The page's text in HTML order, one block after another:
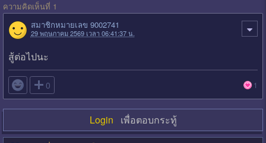
ความคิดเห็นที่ 1
สมาชิกหมายเลข 9002741
29 พฤษภาคม 2569 เวลา 06:41:37 น.
สู้ต่อไปนะ
 0 1
Login เพื่อตอบกระทู้